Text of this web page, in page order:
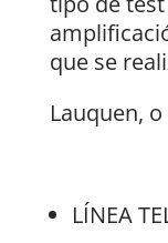
que se
Lauquen, o
LÍNEA